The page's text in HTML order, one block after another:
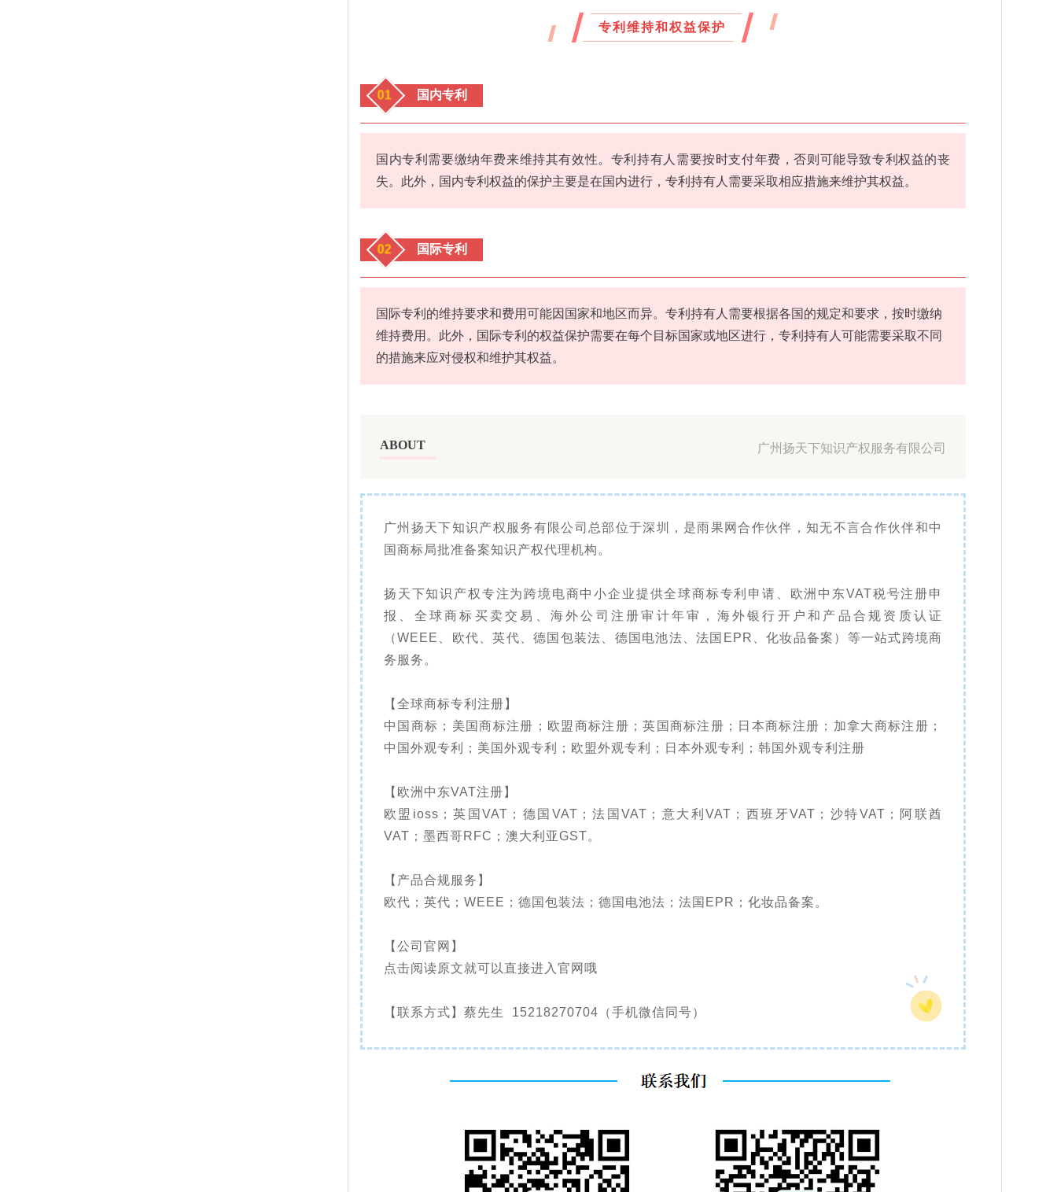
专利维持和权益保护
01 国内专利
国内专利需要缴纳年费来维持其有效性。专利持有人需要按时支付年费，否则可能导致专利权益的丧
失。此外，国内专利权益的保护主要是在国内进行，专利持有人需要采取相应措施来维护其权益。
02 国际专利
国际专利的维持要求和费用可能因国家和地区而异。专利持有人需要根据各国的规定和要求，按时缴纳
维持费用。此外，国际专利的权益保护需要在每个目标国家或地区进行，专利持有人可能需要采取不同
的措施来应对侵权和维护其权益。
ABOUT 广州扬天下知识产权服务有限公司
广州扬天下知识产权服务有限公司总部位于深圳，是雨果网合作伙伴，知无不言合作伙伴和中
国商标局批准备案知识产权代理机构。
扬天下知识产权专注为跨境电商中小企业提供全球商标专利申请、欧洲中东VAT税号注册申
报、全球商标买卖交易、海外公司注册审计年审，海外银行开户和产品合规资质认证
（WEEE、欧代、英代、德国包装法、德国电池法、法国EPR、化妆品备案）等一站式跨境商
务服务。
【全球商标专利注册】
中国商标；美国商标注册；欧盟商标注册；英国商标注册；日本商标注册；加拿大商标注册；
中国外观专利；美国外观专利；欧盟外观专利；日本外观专利；韩国外观专利注册
【欧洲中东VAT注册】
欧盟ioss；英国VAT；德国VAT；法国VAT；意大利VAT；西班牙VAT；沙特VAT；阿联酋
VAT；墨西哥RFC；澳大利亚GST。
【产品合规服务】
欧代；英代；WEEE；德国包装法；德国电池法；法国EPR；化妆品备案。
【公司官网】
点击阅读原文就可以直接进入官网哦
【联系方式】蔡先生 15218270704（手机微信同号）